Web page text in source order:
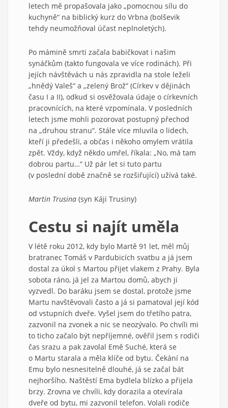
letech mě propašovala jako „pomocnou sílu do
kuchyně“ na biblický kurz do Vrbna (bolševik
tehdy neumožňoval účast neplnoletých).
Po mámině smrti začala babičkovat i našim
synáčkům (takto fungovala ve více rodinách). Při
jejích návštěvách u nás zpravidla na stole leželi
„hnědý Valeš“ a „zelený Brož“ (Církev v dějinách
času I a II), odkud si osvěžovala údaje o církevních
pracovnících, na které vzpomínala. V posledních
letech jsme mohli pozorovat postupný přechod
na „druhou stranu“. Stále více mluvila o lidech,
kteří ji předešli, a občas i někoho omylem vrátila
zpět. Vždy, když někdo umřel, říkala: „No, má tam
dobrou partu…“ Už pár let si tuto partu
(v poslední době značně se rozšiřující) užívá také.
Martin Trusina (syn Káji Trusiny)
Cestu si najít uměla
V létě roku 2012, kdy bylo Martě 91 let, měl můj
bratranec Tomáš v Pardubicích svatbu a já jsem
dostal za úkol s Martou přijet vlakem z Prahy. Byla
sobota ráno, já jel za Martou domů, abych ji
vyzvedl. Do baráku jsem se dostal, protože jsme
Martu navštěvovali často a já si pamatoval její kód
od vstupních dveře. Vyšel jsem do třetího patra,
zazvonil na zvonek a nic se neozývalo. Po chvíli mi
to ticho začalo být nepříjemné, ověřil jsem s rodiči
čas srazu a pak zavolal Emě Suché, která se
o Martu starala a měla klíče od bytu. Čekání na
Emu bylo nesnesitelně dlouhé, já se začal bát
nejhoršího. Naštěstí Ema bydlela blízko a přijela
brzy. Zrovna ve chvíli, kdy dorazila a otevírala
dveře od bytu, mi zazvonil telefon. Volali rodiče